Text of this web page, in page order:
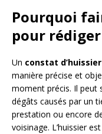
Pourquoi
pour
Un constat d’huissier
manière précise et
moment précis. Il peut
dégâts causés par un
prestation ou encore
voisinage. L’huissier